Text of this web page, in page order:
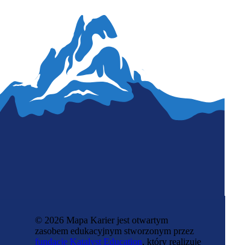
© 2026 Mapa Karier jest otwartym
zasobem edukacyjnym stworzonym przez
fundację Katalyst Education, który realizuje